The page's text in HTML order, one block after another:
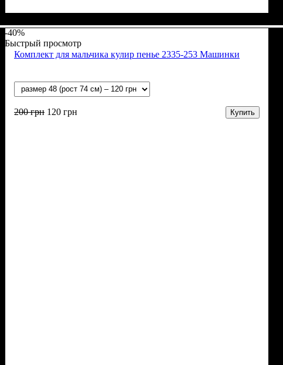
-40%
Быстрый просмотр
Комплект для мальчика кулир пенье 2335-253 Машинки
200грн 120 грн Купить